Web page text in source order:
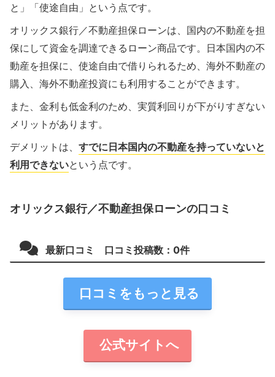
と」「使途自由」という点です。
オリックス銀行／不動産担保ローンは、国内の不動産を担
保にして資金を調達できるローン商品です。日本国内の不
動産を担保に、使途自由で借りられるため、海外不動産の
購入、海外不動産投資にも利用することができます。
また、金利も低金利のため、実質利回りが下がりすぎない
メリットがあります。
デメリットは、 すでに日本国内の不動産を持っていないと
利用できないという点です。
オリックス銀行／不動産担保ローンの口コミ
最新口コミ 口コミ投稿数： 0件
口コミをもっと見る
公式サイトへ